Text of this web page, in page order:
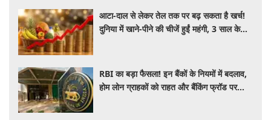
आटा-दाल से लेकर तेल तक पर बढ़ सकता है खर्च!
दुनिया में खाने-पीने की चीजें हुईं महंगी, 3 साल के
RBI का बड़ा फैसला! इन बैंकों के नियमों में बदलाव,
होम लोन ग्राहकों को राहत और बैंकिंग फ्रॉड पर